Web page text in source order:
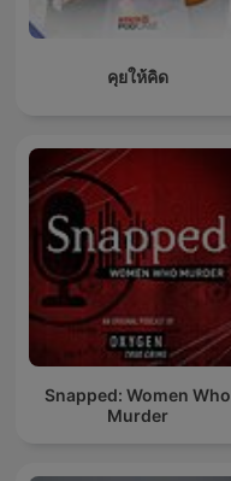
คุยให้คิด
Snapped: Women Who
Murder